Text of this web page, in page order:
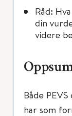
Råd:
din
videre
Både
har som